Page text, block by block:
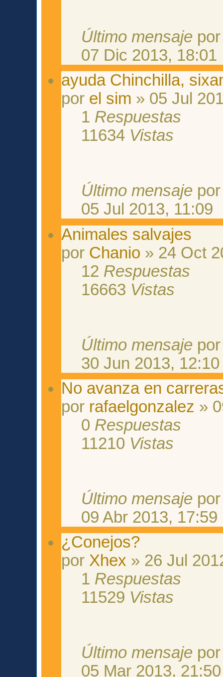
Último mensaje
07 Dic 2013, 18:01
ayuda Chinchilla,
por el sim » 05 Jul
1 Respuestas
11634 Vistas
Último mensaje
05 Jul 2013, 11:09
Animales salvajes
por Chanio » 24 Oct
12 Respuestas
16663 Vistas
Último mensaje
30 Jun 2013, 12:10
No avanza en
por rafaelgonzalez »
0 Respuestas
11210 Vistas
Último mensaje
09 Abr 2013, 17:59
¿Conejos?
por Xhex » 26 Jul
1 Respuestas
11529 Vistas
Último mensaje
05 Mar 2013, 21:50